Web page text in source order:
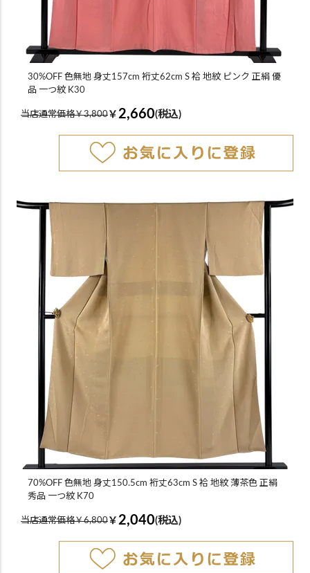
30%OFF 色無地 身丈157cm 裄丈62cm S 袷 地紋 ピンク 正絹 優
品 一つ紋 K30
当店通常価格￥3,800￥ 2,660(税込)
70%OFF 色無地 身丈150.5cm 裄丈63cm S 袷 地紋 薄茶色 正絹
秀品 一つ紋 K70
当店通常価格￥6,800￥ 2,040(税込)